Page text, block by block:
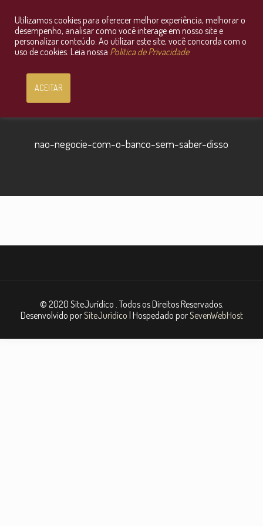
Consultoria Jurídica OnLine
nao-negocie-com-o-banco-sem-saber-disso
© 2020 SiteJurídico . Todos os Direitos Reservados.
Desenvolvido porSiteJurídico | Hospedado porSevenWebHost
Utilizamos cookies para oferecer melhor experiência, melhorar o
desempenho, analisar como você interage em nosso site e
personalizar conteúdo. Ao utilizar este site, você concorda com o
uso de cookies. Leia nossa Política de Privacidade
ACEITAR